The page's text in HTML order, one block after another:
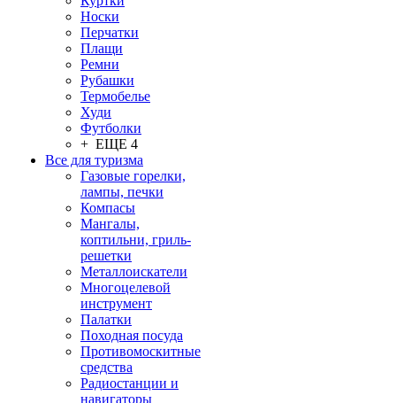
Носки
Перчатки
Плащи
Ремни
Рубашки
Термобелье
Худи
Футболки
+ ЕЩЕ 4
Все для туризма
Газовые горелки,
лампы, печки
Компасы
Мангалы,
коптильни, гриль-
решетки
Металлоискатели
Многоцелевой
инструмент
Палатки
Походная посуда
Противомоскитные
средства
Радиостанции и
навигаторы